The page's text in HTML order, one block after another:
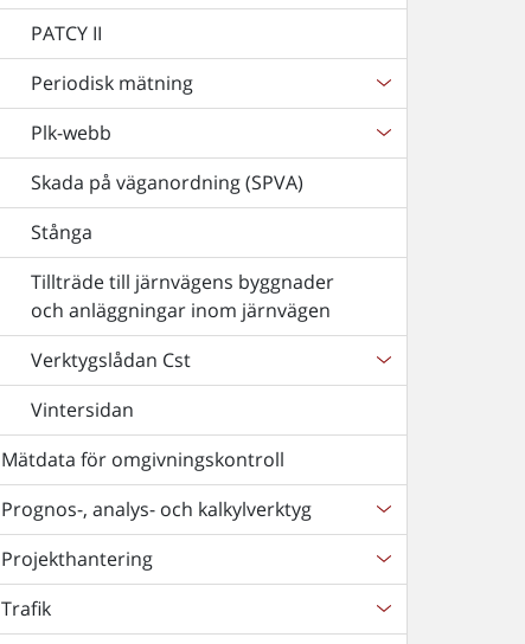
PATCY II
Periodisk mätning
Plk-webb
Skada på väganordning (SPVA)
Stånga
Tillträde till järnvägens byggnader
och anläggningar inom järnvägen
Verktygslådan Cst
Vintersidan
Mätdata för omgivningskontroll
Prognos-, analys- och kalkylverktyg
Projekthantering
Trafik